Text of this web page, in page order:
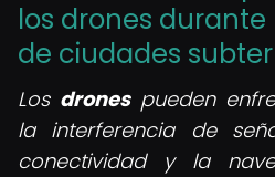
los drones
de ciudades
Los dronespueden
la interferencia de
conectividad y la